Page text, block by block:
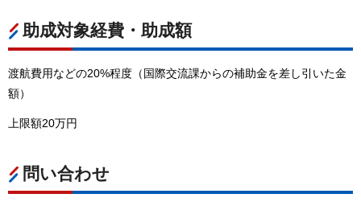
助成対象経費・助成額
渡航費用などの20%程度（国際交流課からの補助金を差し引いた金
額）
上限額20万円
問い合わせ